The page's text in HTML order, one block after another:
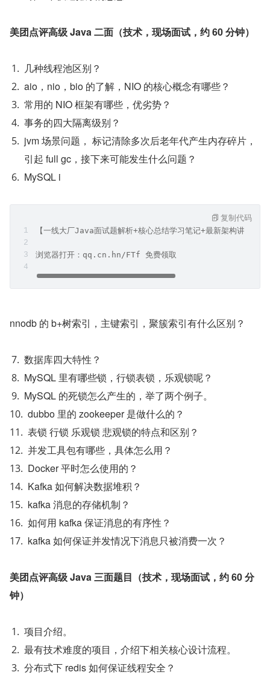
美团点评高级 Java 二面（技术，现场面试，约 60 分钟）
几种线程池区别？
aio，nio，bio 的了解，NIO 的核心概念有哪些？
常用的 NIO 框架有哪些，优劣势？
事务的四大隔离级别？
jvm 场景问题， 标记清除多次后老年代产生内存碎片，
引起 full gc，接下来可能发生什么问题？
MySQL i
【一线大厂Java面试题解析+核心总结学习笔记+最新架构讲解视
浏览器打开：qq.cn.hn/FTf 免费领取
复制代码
nnodb 的 b+树索引，主键索引，聚簇索引有什么区别？
数据库四大特性？
MySQL 里有哪些锁，行锁表锁，乐观锁呢？
MySQL 的死锁怎么产生的，举了两个例子。
dubbo 里的 zookeeper 是做什么的？
表锁 行锁 乐观锁 悲观锁的特点和区别？
并发工具包有哪些，具体怎么用？
Docker 平时怎么使用的？
Kafka 如何解决数据堆积？
kafka 消息的存储机制？
如何用 kafka 保证消息的有序性？
kafka 如何保证并发情况下消息只被消费一次？
美团点评高级 Java 三面题目（技术，现场面试，约 60 分
钟）
项目介绍。
最有技术难度的项目，介绍下相关核心设计流程。
分布式下 redis 如何保证线程安全？